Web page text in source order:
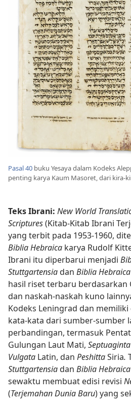
Pasal 40 buku Yesaya dalam Kodeks
penting karya Kaum Masoret, dari kira-
Teks Ibrani: New World
Scriptures(Kitab-Kitab Ibrani
yang terbit pada 1953-1960,
Biblia Hebraica karya Rudolf
Ibrani itu diperbarui menjadi
Stuttgartensiadan Biblia
hasil riset terbaru berdasarkan
dan naskah-naskah kuno
Kodeks Leningrad dan
kata-kata dari sumber-sumber
perbandingan, termasuk
Gulungan Laut Mati, Septuaginta
Vulgata Latin, dan PeshittaSiria.
Stuttgartensiadan Biblia
sewaktu membuat edisi revisi
(Terjemahan Dunia Baru) yang